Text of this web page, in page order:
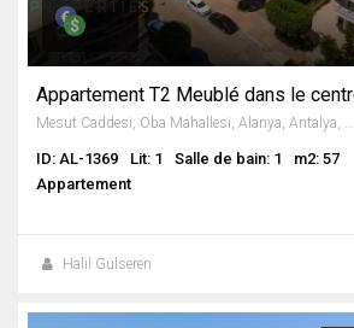
Appartement T2 Meublé dans le
ID: AL-1369 Lit: 1 Salle de bain: 1
m2: 57
Appartement
Halil Gülseren